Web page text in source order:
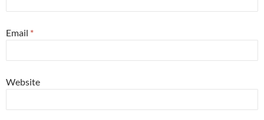
Email *
Website